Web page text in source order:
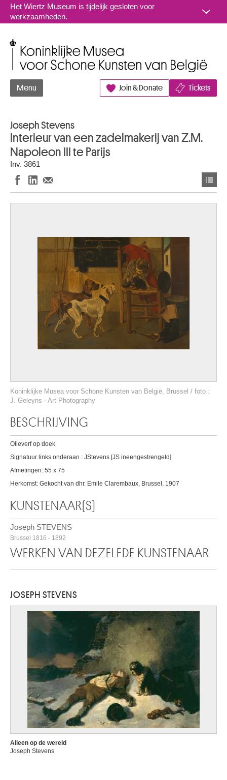
Naar inhoud
Het Wiertz Museum is tijdelijk gesloten voor
werkzaamheden.
Menu Join & Donate Tickets
Joseph Stevens
Interieur van een zadelmakerij van Z.M.
Napoleon III te Parijs
Inv. 3861
Koninklijke Musea voor Schone Kunsten van België, Brussel / foto :
J. Geleyns - Art Photography
BESCHRIJVING
Olieverf op doek
Signatuur links onderaan : JStevens [JS ineengestrengeld]
Afmetingen: 55 x 75
Herkomst: Gekocht van dhr. Emile Clarembaux, Brussel, 1907
KUNSTENAAR(S)
Joseph STEVENS
Brussel 1816 - 1892
WERKEN VAN DEZELFDE KUNSTENAAR
JOSEPH STEVENS
Alleen op de wereld
Joseph Stevens